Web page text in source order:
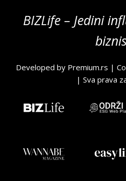
BIZLife – Jedini
Developed by Premium.rs |
| Sva prava